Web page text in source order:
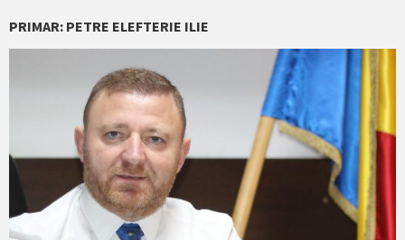
PRIMAR: PETRE ELEFTERIE ILIE